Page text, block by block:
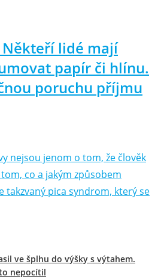
lidé mají
papír či hlínu.
poruchu příjmu
nejsou jenom o tom, že člověk
co a jakým způsobem
takzvaný pica syndrom, který se
ve šplhu do výšky s výtahem.
nepocítil